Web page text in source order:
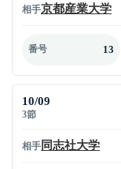
相手京都産業大学
番号 13
10/09
3節
相手 同志社大学